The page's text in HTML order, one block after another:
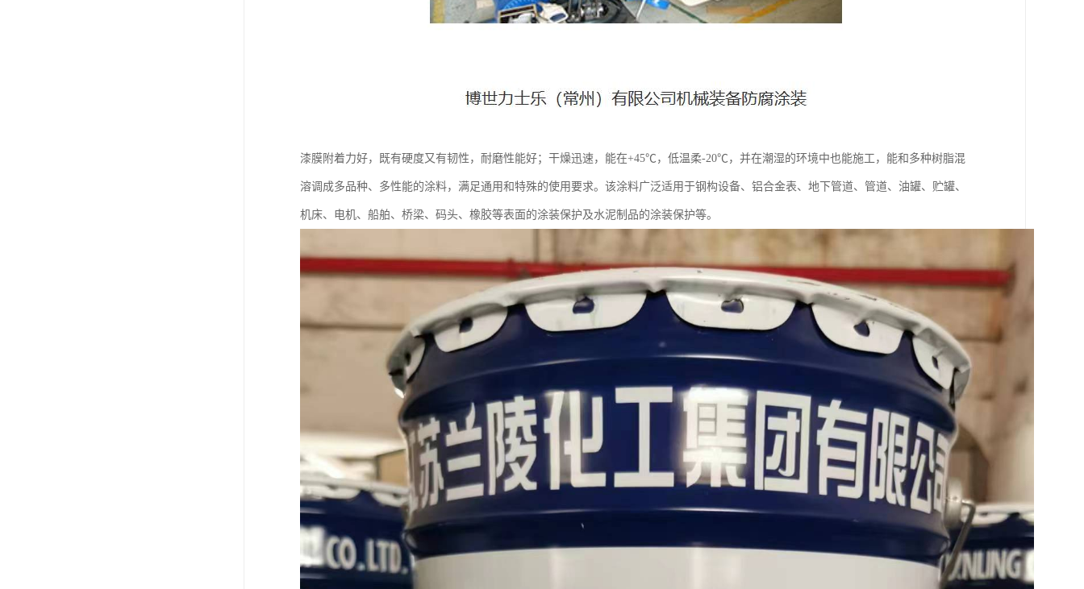
漆膜附着力好，既有硬度又有韧性，耐磨性能好；干燥迅速，能在+45℃，低温柔-20℃，并在潮湿的环境中也能施工，能和多种树脂混
溶调成多品种、多性能的涂料，满足通用和特殊的使用要求。该涂料广泛适用于钢构设备、铝合金表、地下管道、管道、油罐、贮罐、
机床、电机、船舶、桥梁、码头、橡胶等表面的涂装保护及水泥制品的涂装保护等。